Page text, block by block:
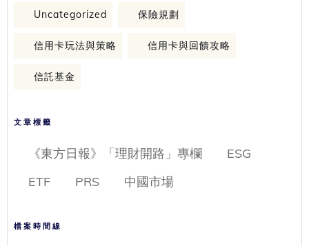
Uncategorized 保險規劃
信用卡玩法與策略 信用卡與回饋攻略
信託基金
文章標籤
《東方日報》「理財開路」專欄
ESG
ETF
PRS 中國市場
檔案時間線